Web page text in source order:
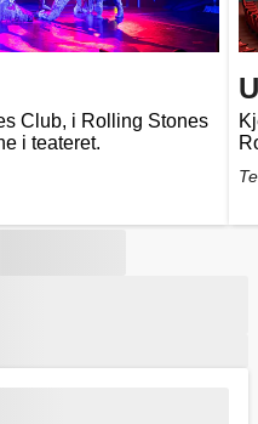
Club, i Rolling Stones
i teateret.